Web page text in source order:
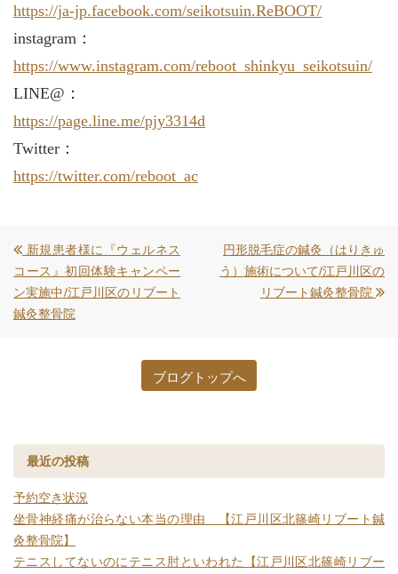
https://ja-jp.facebook.com/seikotsuin.ReBOOT/
instagram：
https://www.instagram.com/reboot_shinkyu_seikotsuin/
LINE@：
https://page.line.me/pjy3314d
Twitter：
https://twitter.com/reboot_ac
新規患者様に『ウェルネス
コース』初回体験キャンペー
ン実施中/江戸川区のリブート
鍼灸整骨院
円形脱毛症の鍼灸（はりきゅ
う）施術について/江戸川区の
リブート鍼灸整骨院
ブログトップへ
最近の投稿
予約空き状況
坐骨神経痛が治らない本当の理由 【江戸川区北篠崎リブート鍼
灸整骨院】
テニスしてないのにテニス肘といわれた【江戸川区北篠崎リブー